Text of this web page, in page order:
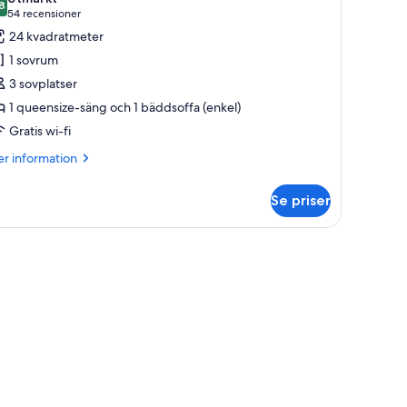
av 10
54 recensioner
(54 recensioner)
24 kvadratmeter
1 sovrum
3 sovplatser
1 queensize-säng och 1 bäddsoffa (enkel)
Gratis wi-fi
information
Se priser